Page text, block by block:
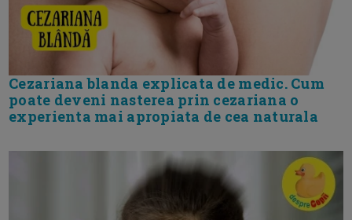
Cezariana blanda explicata de medic. Cum
poate deveni nasterea prin cezariana o
experienta mai apropiata de cea naturala